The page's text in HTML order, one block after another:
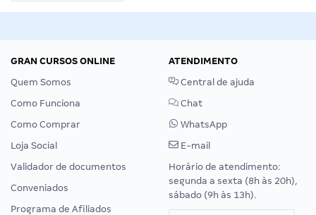
GRAN CURSOS ONLINE
Quem Somos
Como Funciona
Como Comprar
Loja Social
Validador de documentos
Conveniados
Programa de Afiliados
ATENDIMENTO
Central de ajuda
Chat
WhatsApp
E-mail
Horário de atendimento:
segunda a sexta (8h às 20h),
sábado (9h às 13h).